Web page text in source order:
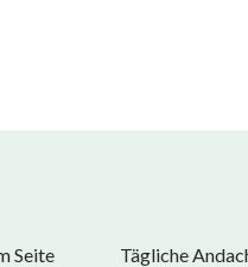
Seite Tägliche